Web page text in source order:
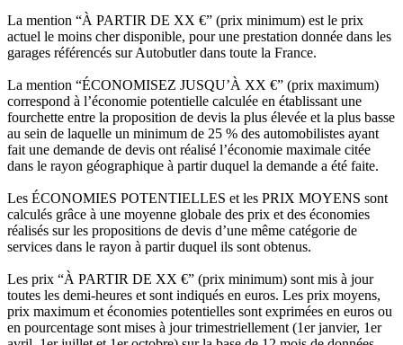
La mention “À PARTIR DE XX €” (prix minimum) est le prix
actuel le moins cher disponible, pour une prestation donnée dans les
garages référencés sur Autobutler dans toute la France.
La mention “ÉCONOMISEZ JUSQU’À XX €” (prix maximum)
correspond à l’économie potentielle calculée en établissant une
fourchette entre la proposition de devis la plus élevée et la plus basse
au sein de laquelle un minimum de 25 % des automobilistes ayant
fait une demande de devis ont réalisé l’économie maximale citée
dans le rayon géographique à partir duquel la demande a été faite.
Les ÉCONOMIES POTENTIELLES et les PRIX MOYENS sont
calculés grâce à une moyenne globale des prix et des économies
réalisés sur les propositions de devis d’une même catégorie de
services dans le rayon à partir duquel ils sont obtenus.
Les prix “À PARTIR DE XX €” (prix minimum) sont mis à jour
toutes les demi-heures et sont indiqués en euros. Les prix moyens,
prix maximum et économies potentielles sont exprimées en euros ou
en pourcentage sont mises à jour trimestriellement (1er janvier, 1er